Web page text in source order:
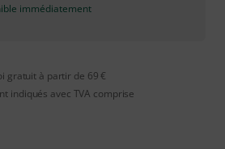
immédiatement
gratuit à partir de 69 €
indiqués avec TVA comprise